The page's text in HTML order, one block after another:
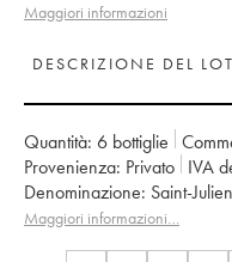
Maggiori informazioni
DESCRIZIONE DEL
Quantità: 6 bottiglie
Provenienza:
privato IVA
Denominazione:
Saint-Julien
Classificazione:
4ème
Maggiori informazioni…